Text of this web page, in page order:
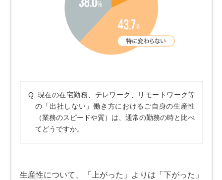
Q. 現在の在宅勤務、テレワーク、リモートワーク等
の「出社しない」働き方におけるご自身の生産性
（業務のスピードや質）は、通常の勤務の時と比べ
てどうですか。
生産性について、「上がった」よりは「下がった」